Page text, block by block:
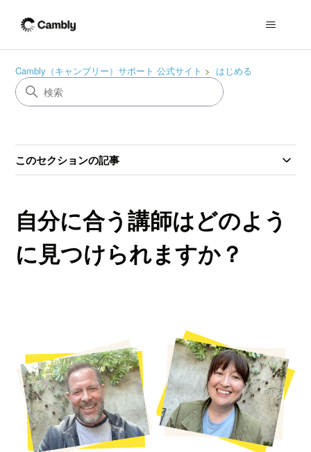
Cambly（キャンブリー）サポート 公式サイト はじめる
このセクションの記事
自分に合う講師はどのよう
に見つけられますか？